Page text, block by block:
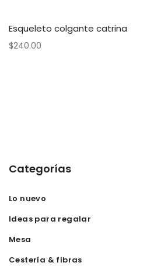
Esqueleto colgante catrina
$240.00
Categorías
Lo nuevo
Ideas para regalar
Mesa
Cestería & fibras